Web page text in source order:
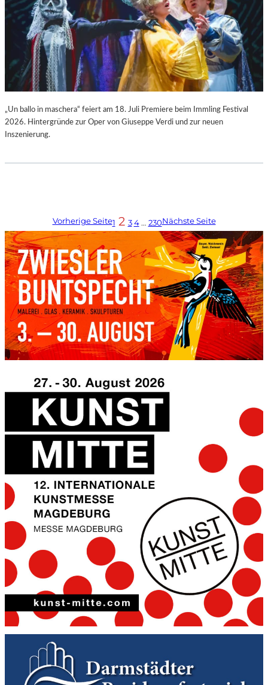
„Un ballo in maschera“ feiert am 18. Juli Premiere beim Immling Festival
2026. Hintergründe zur Oper von Giuseppe Verdi und zur neuen
Inszenierung.
Vorherige Seite1 2 3 4 … 230Nächste Seite